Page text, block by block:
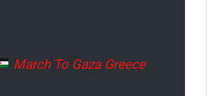
March To Gaza Greece